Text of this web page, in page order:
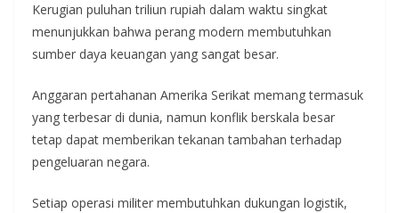
Kerugian puluhan triliun rupiah dalam waktu singkat
menunjukkan bahwa perang modern membutuhkan
sumber daya keuangan yang sangat besar.
Anggaran pertahanan Amerika Serikat memang termasuk
yang terbesar di dunia, namun konflik berskala besar
tetap dapat memberikan tekanan tambahan terhadap
pengeluaran negara.
Setiap operasi militer membutuhkan dukungan logistik,